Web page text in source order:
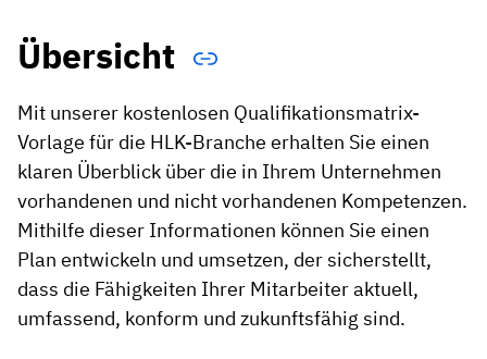
Übersicht
Mit unserer kostenlosen Qualifikationsmatrix-
Vorlage für die HLK-Branche erhalten Sie einen
klaren Überblick über die in Ihrem Unternehmen
vorhandenen und nicht vorhandenen Kompetenzen.
Mithilfe dieser Informationen können Sie einen
Plan entwickeln und umsetzen, der sicherstellt,
dass die Fähigkeiten Ihrer Mitarbeiter aktuell,
umfassend, konform und zukunftsfähig sind.